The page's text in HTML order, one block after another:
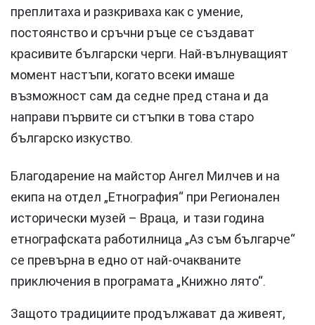
преплитаха и разкриваха как с умение,
постоянство и сръчни ръце се създават
красивите български черги. Най-вълнуващият
момент настъпи, когато всеки имаше
възможност сам да седне пред стана и да
направи първите си стъпки в това старо
българско изкуство.
Благодарение на майстор Ангел Милчев и на
екипа на отдел „Етнография“ при Регионален
исторически музей – Враца, и тази година
етнографската работилница „Аз съм българче“
се превърна в едно от най-очакваните
приключения в програмата „Книжно лято“.
Защото традициите продължават да живеят,